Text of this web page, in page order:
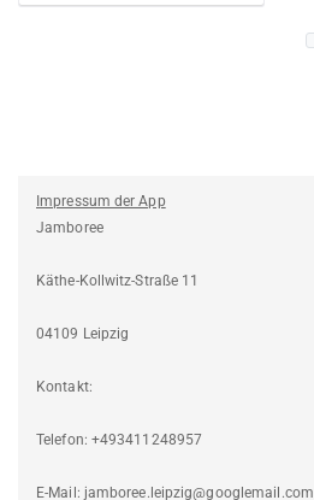
Impressum der App
Jamboree
Käthe-Kollwitz-Straße 11
04109 Leipzig
Kontakt:
Telefon: +493411248957
E-Mail: jamboree.leipzig@googlemail.com